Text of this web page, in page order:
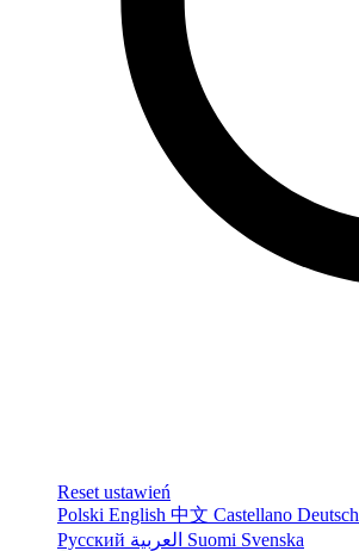
Reset ustawień
Polski English 中文 Castellano Deutsch
Русский
Suomi Svenska